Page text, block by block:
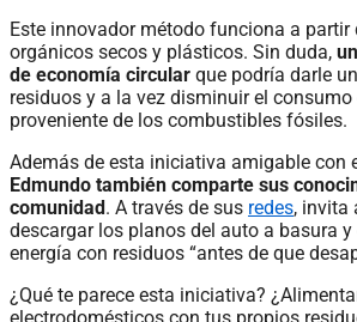
Este innovador método funciona a partir
orgánicos secos y plásticos. Sin duda,
de economía circular que podría darle
residuos y a la vez disminuir el consumo
proveniente de los combustibles fósiles.
Además de esta iniciativa amigable con
Edmundo también comparte sus
comunidad. A través de sus redes, invita
descargar los planos del auto a basura y
energía con residuos “antes de que
¿Qué te parece esta iniciativa?